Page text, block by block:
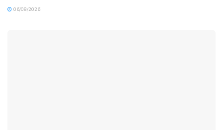
06/08/2026